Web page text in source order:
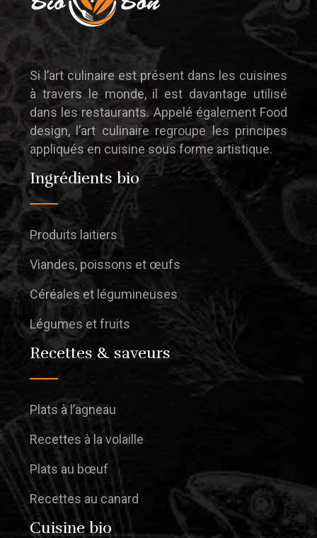
Si l’art culinaire est présent dans les cuisines
à travers le monde, il est davantage utilisé
dans les restaurants. Appelé également Food
design, l’art culinaire regroupe les principes
appliqués en cuisine sous forme artistique.
Ingrédients bio
Produits laitiers
Viandes, poissons et œufs
Céréales et légumineuses
Légumes et fruits
Recettes & saveurs
Plats à l’agneau
Recettes à la volaille
Plats au bœuf
Recettes au canard
Cuisine bio